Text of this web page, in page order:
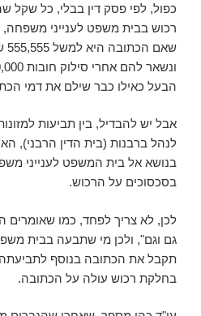
כפול, לפי פסק דין בבלי, כל
רכוש בבית משפט לענייני
הבעל כאילו כבר שילם את דמי
אבל יש להבדיל, בין תביעות
לנהל ברבנות (בית הדין הרבני),
בנושא אל בית המשפט לענייני
בסכסוכים על הרכוש.
לכן, לא צריך לפחד, כמו
גם וגם", ולכן מי שתבעה בבית
תקבל את הכתובה בנוסף
בחלקת רכוש עולה על הכתובה.